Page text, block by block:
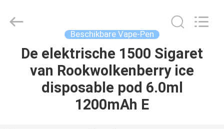
HUIS
PRODUCTEN
Rights
Beschikbare Vape-Pen
De elektrische 1500 Sigaret
van Rookwolkenberry ice
disposable pod 6.0ml
1200mAh E